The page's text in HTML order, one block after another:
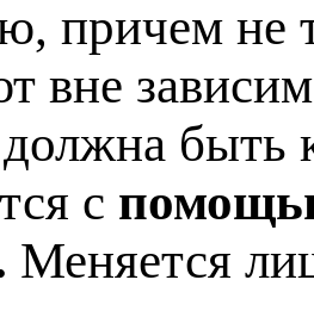
причем не
вне
быть
с
Меняется